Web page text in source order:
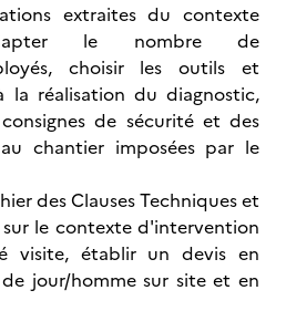
extraites du contexte
le nombre de
choisir les outils et
la réalisation du diagnostic,
de sécurité et des
chantier imposées par le
des Clauses Techniques et
sur le contexte d'intervention
visite, établir un devis en
jour/homme sur site et en